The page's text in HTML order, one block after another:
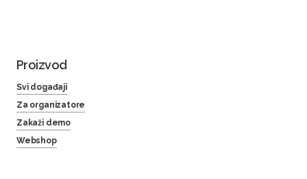
Proizvod
Svi događaji
Za organizatore
Zakaži demo
Webshop